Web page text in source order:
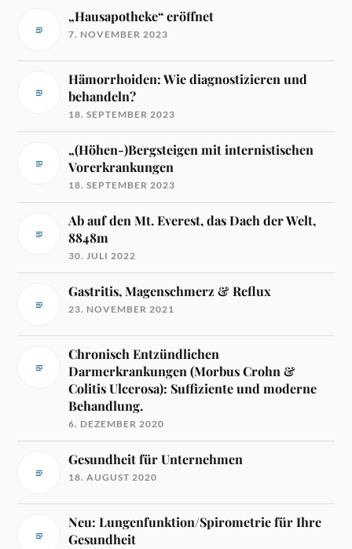
„Hausapotheke“ eröffnet
7. NOVEMBER 2023
Hämorrhoiden: Wie diagnostizieren und
behandeln?
18. SEPTEMBER 2023
„(Höhen-)Bergsteigen mit internistischen
Vorerkrankungen
18. SEPTEMBER 2023
Ab auf den Mt. Everest, das Dach der Welt,
8848m
30. JULI 2022
Gastritis, Magenschmerz & Reflux
23. NOVEMBER 2021
Chronisch Entzündlichen
Darmerkrankungen (Morbus Crohn &
Colitis Ulcerosa): Suffiziente und moderne
Behandlung.
6. DEZEMBER 2020
Gesundheit für Unternehmen
18. AUGUST 2020
Neu: Lungenfunktion/Spirometrie für Ihre
Gesundheit